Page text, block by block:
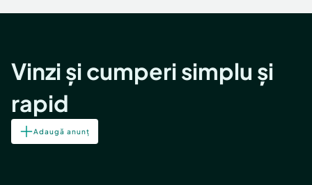
Vinzi și cumperi simplu și
rapid
Adaugă anunț